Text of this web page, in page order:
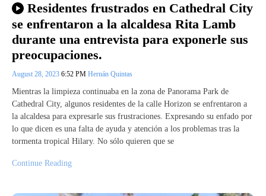
Residentes frustrados en Cathedral City
se enfrentaron a la alcaldesa Rita Lamb
durante una entrevista para exponerle sus
preocupaciones.
August 28, 2023 6:52 PM Hernán Quintas
Mientras la limpieza continuaba en la zona de Panorama Park de
Cathedral City, algunos residentes de la calle Horizon se enfrentaron a
la alcaldesa para expresarle sus frustraciones. Expresando su enfado por
lo que dicen es una falta de ayuda y atención a los problemas tras la
tormenta tropical Hilary. No sólo quieren que se
Continue Reading